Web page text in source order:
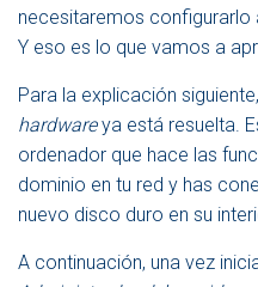
necesitaremos configurarlo
Y eso es lo que vamos a
Para la explicación
hardwareya está resuelta.
ordenador que hace las
dominio en tu red y has
nuevo disco duro en su
A continuación, una vez